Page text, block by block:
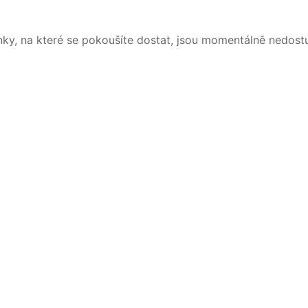
na které se pokoušíte dostat, jsou momentálně